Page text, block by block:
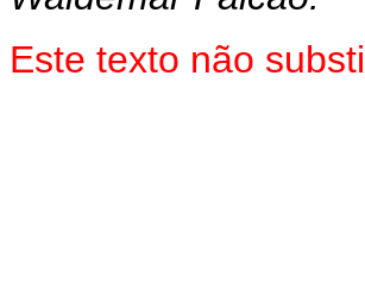
Este texto não